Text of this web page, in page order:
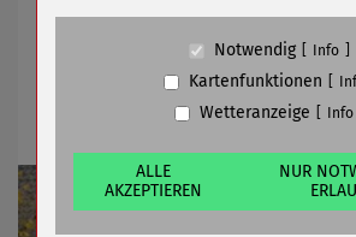
19.11.2021
„Bäume für Sömmerda“
nächste RundeCookiespeicherung
Anbieter
Eigentümer dieser
Wenselaar GmbH & Co.
Zweck
Speichert die
bezüglich der
Notwendig Info
Kartenfunktionen
Wetteranzeige Info
ALLE
AKZEPTIEREN
NUR